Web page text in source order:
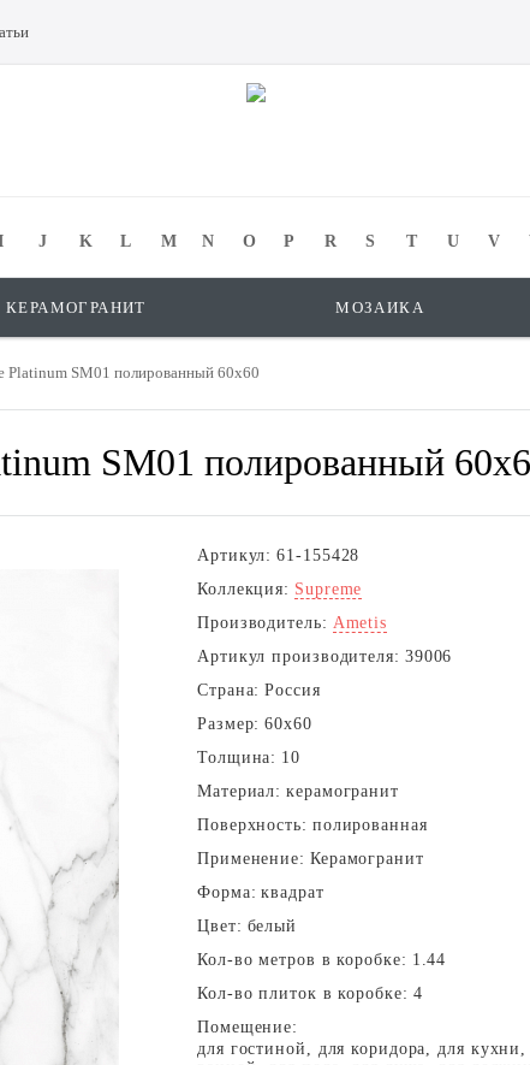
J K L M N O P R S T U V
КЕРАМОГРАНИТ МОЗАИКА
Platinum SM01 полированный 60x60
SM01 полированный
Артикул: 61-155428
Коллекция: Supreme
Производитель: Ametis
Артикул производителя: 39006
Страна: Россия
Размер: 60x60
Толщина: 10
Материал: керамогранит
Поверхность: полированная
Применение: Керамогранит
Форма: квадрат
Цвет: белый
Кол-во метров в коробке: 1.44
Кол-во плиток в коробке: 4
Помещение:
для гостиной, для коридора, для кухни,